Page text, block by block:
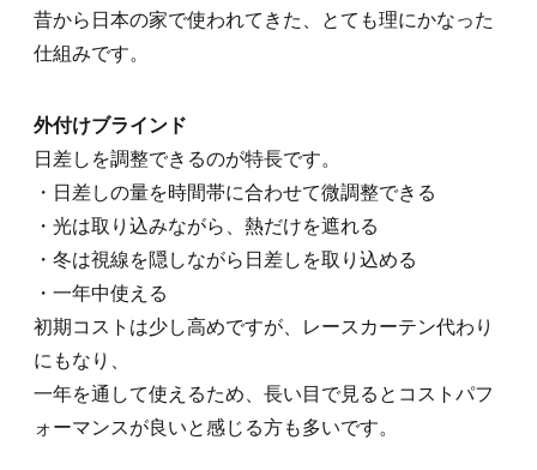
昔から日本の家で使われてきた、とても理にかなった
仕組みです。
外付けブラインド
日差しを調整できるのが特長です。
・日差しの量を時間帯に合わせて微調整できる
・光は取り込みながら、熱だけを遮れる
・冬は視線を隠しながら日差しを取り込める
・一年中使える
初期コストは少し高めですが、レースカーテン代わり
にもなり、
一年を通して使えるため、長い目で見るとコストパフ
ォーマンスが良いと感じる方も多いです。